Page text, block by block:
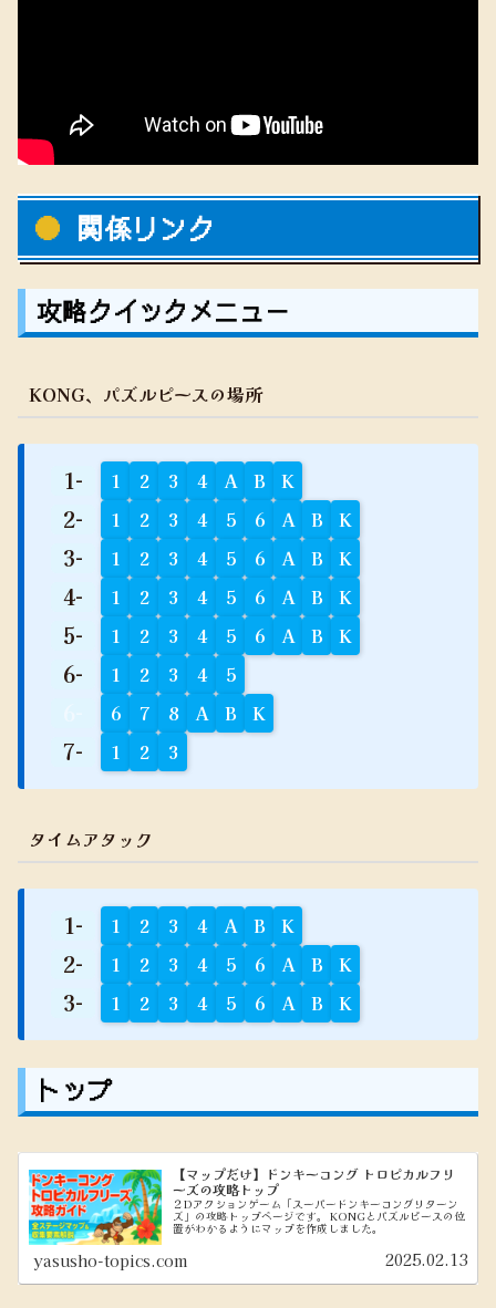
関係リンク
攻略クイックメニュー
KONG、パズルピースの場所
1- 1 2 3 4 A B K
2- 1 2 3 4 5 6 A B K
3- 1 2 3 4 5 6 A B K
4- 1 2 3 4 5 6 A B K
5- 1 2 3 4 5 6 A B K
6- 1 2 3 4 5
6 7 8 A B K
7- 1 2 3
タイムアタック
1- 1 2 3 4 A B K
2- 1 2 3 4 5 6 A B K
3- 1 2 3 4 5 6 A B K
トップ
【マップだけ】ドンキーコング トロピカルフリ
ーズの攻略トップ
２Dアクションゲーム「スーパードンキーコングリターン
ズ」の攻略トップページです。 KONGとパズルピースの位
置がわかるようにマップを作成しました。
yasusho-topics.com 2025.02.13